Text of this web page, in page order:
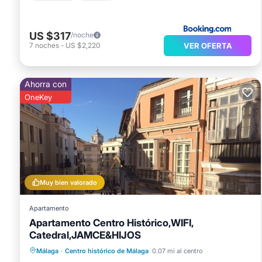
US $317/noche
7 noches - US $2,220 VER OFERTA
Muy bien valorado
Ahorra con
OneKey
Apartamento
Apartamento Centro Histórico,WIFI,
Catedral,JAMCE&HIJOS
Málaga · Centro histórico de Málaga 0.07 mi al centro
Vista al mar
Balcón/Terraza